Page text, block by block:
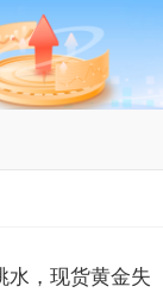
水，现货黄金失